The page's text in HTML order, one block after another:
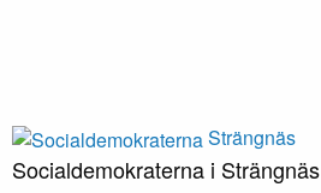
Strängnäs
Socialdemokraterna i Strängnäs